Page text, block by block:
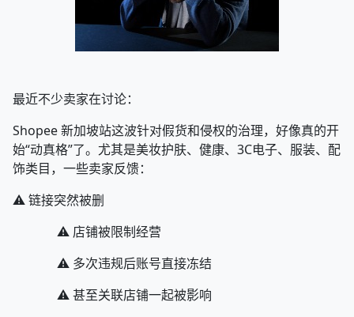
最近不少卖家在讨论：
Shopee 新加坡站这波针对假货和侵权的治理，好像真的开
始“动真格”了。尤其是美妆护肤、健康、3C电子、服装、配
饰类目，一些卖家反馈：
⚠ 链接突然被删
⚠ 店铺被限制经营
⚠ 多次违规后账号直接冻结
⚠ 甚至关联店铺一起被影响